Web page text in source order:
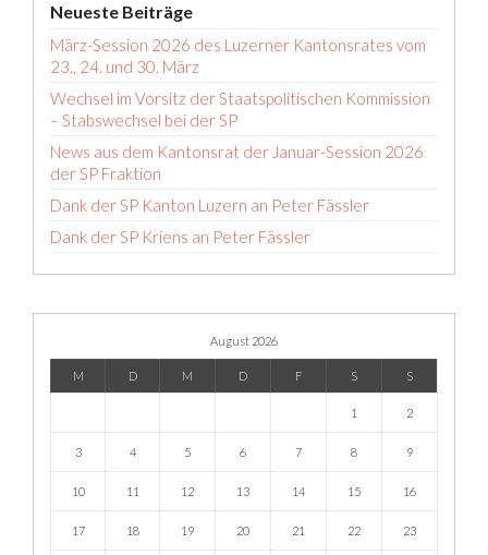
Neueste Beiträge
März-Session 2026 des Luzerner Kantonsrates vom
23., 24. und 30. März
Wechsel im Vorsitz der Staatspolitischen Kommission
– Stabswechsel bei der SP
News aus dem Kantonsrat der Januar-Session 2026
der SP Fraktion
Dank der SP Kanton Luzern an Peter Fässler
Dank der SP Kriens an Peter Fässler
August 2026
M D M D F S S
1 2
3 4 5 6 7 8 9
10 11 12 13 14 15 16
17 18 19 20 21 22 23